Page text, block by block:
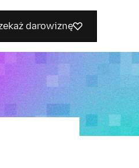
darowiznę